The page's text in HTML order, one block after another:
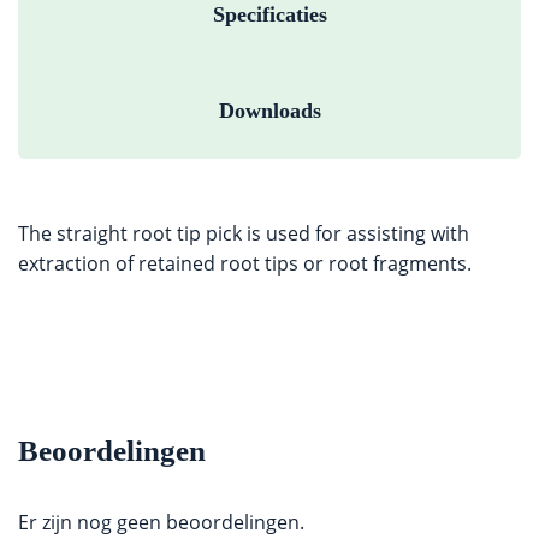
Specificaties
Downloads
The straight root tip pick is used for assisting with
extraction of retained root tips or root fragments.
Beoordelingen
Er zijn nog geen beoordelingen.